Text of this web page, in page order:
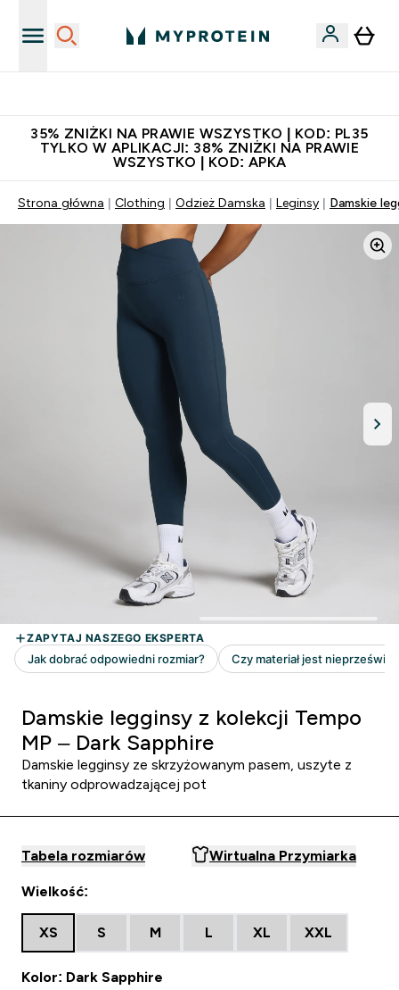
35% ZNIŻKI NA PRAWIE WSZYSTKO | KOD: PL35
TYLKO W APLIKACJI: 38% ZNIŻKI NA PRAWIE
WSZYSTKO | KOD: APKA
Strona główna Clothing Odzież Damska Leginsy Damskie
Damskie legginsy z kolekcji Tempo
MP – Dark Sapphire
Damskie legginsy ze skrzyżowanym pasem, uszyte z
tkaniny odprowadzającej pot
Tabela rozmiarów Wirtualna Przymiarka
Wielkość:
XS S M L XL XXL
Kolor: Dark Sapphire